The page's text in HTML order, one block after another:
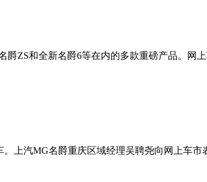
ZS和全新名爵6等在内的多款重磅产品。网
上汽MG名爵重庆区域经理吴聘尧向网上车